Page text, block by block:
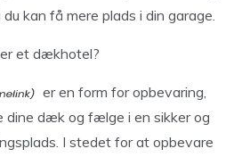
kan få mere plads i din garage.
et dækhotel?
er en form for opbevaring,
dine dæk og fælge i en sikker og
I stedet for at opbevare